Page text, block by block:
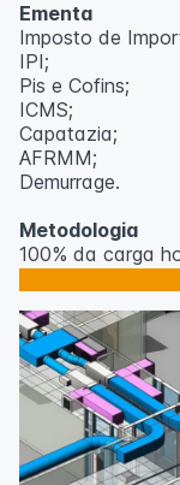
Ementa
Imposto de
IPI;
Pis e Cofins;
ICMS;
Capatazia;
AFRMM;
Demurrage.
Metodologia
100% da carga
ou tablet.
Outras
O curso pode
inscritos serão
O IPETEC
caso não atinja o